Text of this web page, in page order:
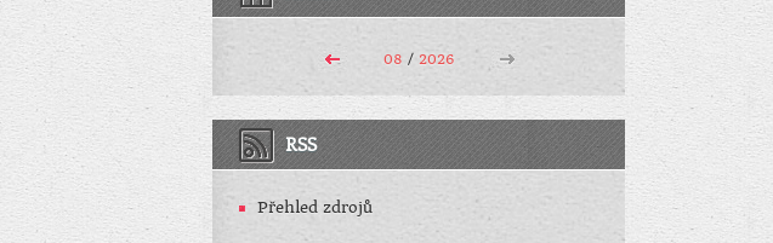
08 / 2026
RSS
Přehled zdrojů